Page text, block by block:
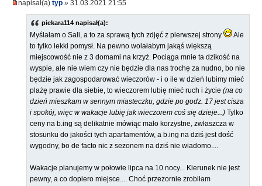
napisał(a) typ » 31.03.2021 21:55
piekara114 napisał(a):
Myślałam o Sali, a to za sprawą tych zdjęć z pierwszej strony
Ale
to tylko lekki pomysł. Na pewno wolałabym jakąś większą
miejscowość nie z 3 domami na krzyż. Pociąga mnie ta dzikość na
wyspie, ale nie wiem czy nie będzie dla nas trochę za nudno, bo nie
będzie jak zagospodarować wieczorów - i o ile w dzień lubimy mieć
plażę prawie dla siebie, to wieczorem lubię mieć ruch i życie (na co
dzień mieszkam w sennym miasteczku, gdzie po godz. 17 jest cisza
i spokój, więc w wakacje lubię jak wieczorem coś się dzieje...) Tylko
ceny na b.ing są delikatnie mówiąc mało korzystne, zwłaszcza w
stosunku do jakości tych apartamentów, a b.ing na dziś jest dość
wygodny, bo de facto nic z sezonem na dziś nie wiadomo....
Wakacje planujemy w połowie lipca na 10 nocy... Kierunek nie jest
pewny, a co dopiero miejsce.... Choć przezornie zrobiłam